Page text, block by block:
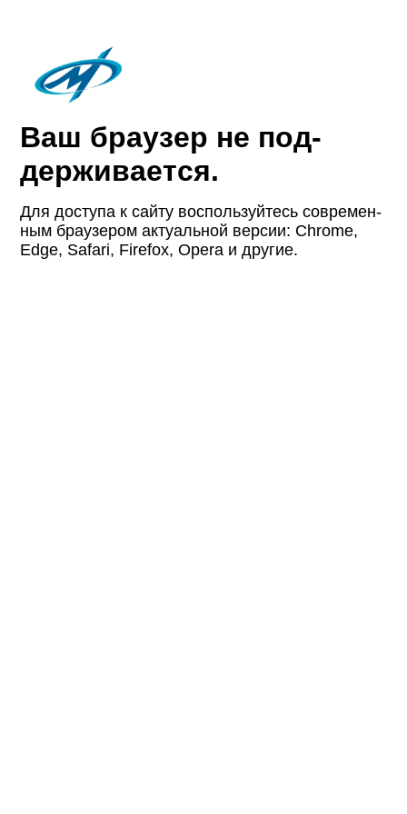
Ваш браузер не под­
держи­вается.
Для доступа к сайту восполь­зуйтесь совре­мен­
ным браузером актуаль­ной версии: Chrome,
Edge, Safari, Firefox, Opera и другие.